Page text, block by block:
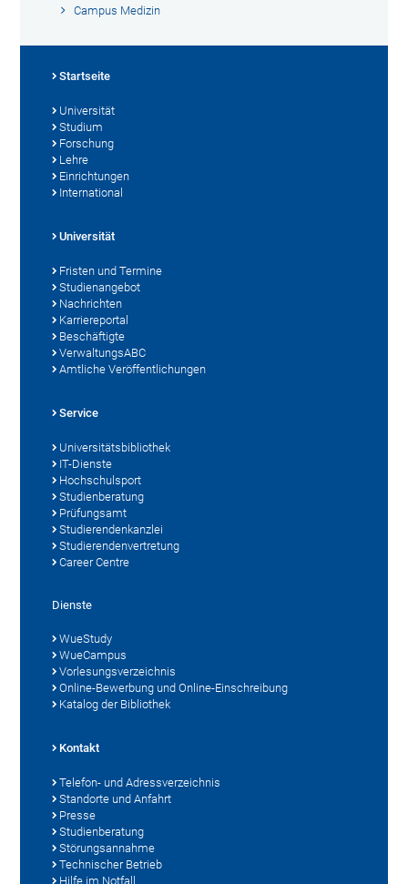
Campus Medizin
Startseite
Universität
Studium
Forschung
Lehre
Einrichtungen
International
Universität
Fristen und Termine
Studienangebot
Nachrichten
Karriereportal
Beschäftigte
VerwaltungsABC
Amtliche Veröffentlichungen
Service
Universitätsbibliothek
IT-Dienste
Hochschulsport
Studienberatung
Prüfungsamt
Studierendenkanzlei
Studierendenvertretung
Career Centre
Dienste
WueStudy
WueCampus
Vorlesungsverzeichnis
Online-Bewerbung und Online-Einschreibung
Katalog der Bibliothek
Kontakt
Telefon- und Adressverzeichnis
Standorte und Anfahrt
Presse
Studienberatung
Störungsannahme
Technischer Betrieb
Hilfe im Notfall